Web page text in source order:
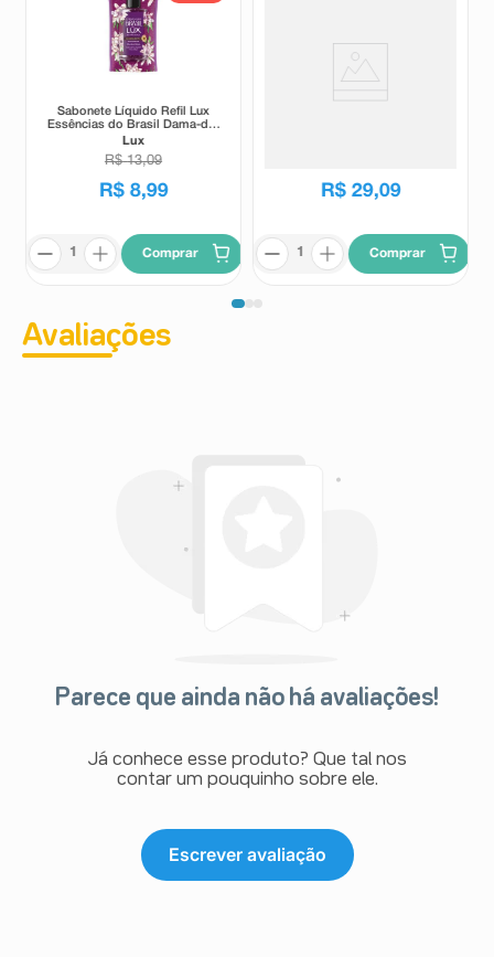
Sabonete Líquido Refil Lux
Essências do Brasil Dama-da-
Noite 240ml
Lux
R$ 13,09
R$ 8,99
Comprar
R$ 29,09
Comprar
Avaliações
Parece que ainda não há avaliações!
Já conhece esse produto? Que tal nos
contar um pouquinho sobre ele.
Escrever avaliação